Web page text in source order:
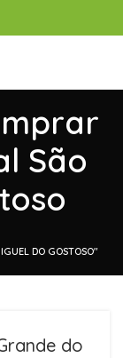
São
DO GOSTOSO"
do